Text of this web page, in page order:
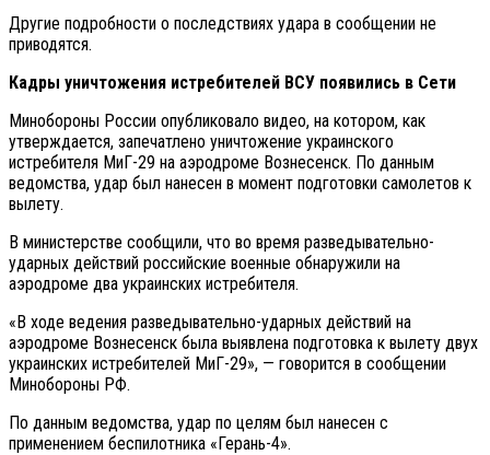
Другие подробности о последствиях удара в сообщении не
приводятся.
Кадры уничтожения истребителей ВСУ появились в Сети
Минобороны России опубликовало видео, на котором, как
утверждается, запечатлено уничтожение украинского
истребителя МиГ-29 на аэродроме Вознесенск. По данным
ведомства, удар был нанесен в момент подготовки самолетов к
вылету.
В министерстве сообщили, что во время разведывательно-
ударных действий российские военные обнаружили на
аэродроме два украинских истребителя.
«В ходе ведения разведывательно-ударных действий на
аэродроме Вознесенск была выявлена подготовка к вылету двух
украинских истребителей МиГ-29», — говорится в сообщении
Минобороны РФ.
По данным ведомства, удар по целям был нанесен с
применением беспилотника «Герань-4».